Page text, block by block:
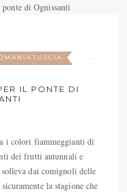
,
TUSCIA
IL PONTE DI
i colori fiammeggianti di
dei frutti autunnali e
dai comignoli delle
la stagione che